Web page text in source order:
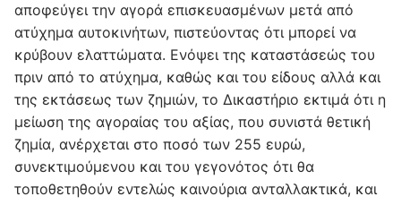
αποφεύγει την αγορά επισκευασμένων μετά από
ατύχημα αυτοκινήτων, πιστεύοντας ότι μπορεί να
κρύβουν ελαττώματα. Ενόψει της καταστάσεώς του
πριν από το ατύχημα, καθώς και του είδους αλλά και
της εκτάσεως των ζημιών, το Δικαστήριο εκτιμά ότι η
μείωση της αγοραίας του αξίας, που συνιστά θετική
ζημία, ανέρχεται στο ποσό των 255 ευρώ,
συνεκτιμούμενου και του γεγονότος ότι θα
τοποθετηθούν εντελώς καινούρια ανταλλακτικά, και